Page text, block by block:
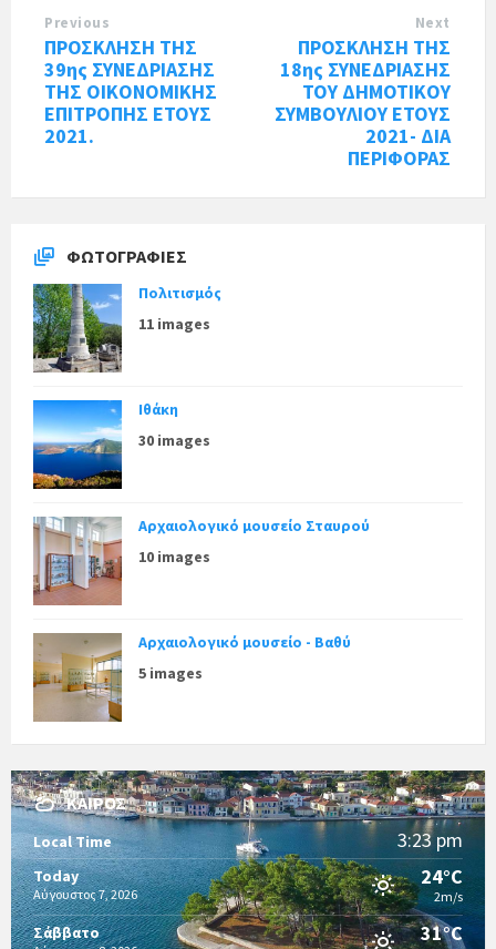
Previous
ΠΡΟΣΚΛΗΣΗ ΤΗΣ
39ης ΣΥΝΕΔΡΙΑΣΗΣ
ΤΗΣ ΟΙΚΟΝΟΜΙΚΗΣ
ΕΠΙΤΡΟΠΗΣ ΕΤΟΥΣ
2021.
Next
ΠΡΟΣΚΛΗΣΗ ΤΗΣ
18ης ΣΥΝΕΔΡΙΑΣΗΣ
ΤΟΥ ΔΗΜΟΤΙΚΟΥ
ΣΥΜΒΟΥΛΙΟΥ ΕΤΟΥΣ
2021- ΔΙΑ
ΠΕΡΙΦΟΡΑΣ
ΦΩΤΟΓΡΑΦΊΕΣ
Πολιτισμός
11 images
Ιθάκη
30 images
Αρχαιολογικό μουσείο Σταυρού
10 images
Αρχαιολογικό μουσείο - Βαθύ
5 images
ΚΑΙΡΌΣ
Local Time 3:23 pm
Today
Αύγουστος 7, 2026
24°C
2m/s
Σάββατο 31°C